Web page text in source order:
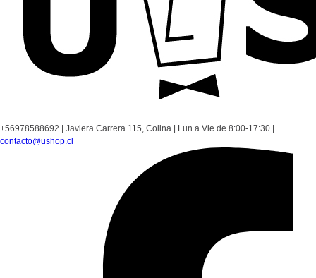
+56978588692 | Javiera Carrera 115, Colina | Lun a Vie de 8:00-17:30 |
contacto@ushop.cl